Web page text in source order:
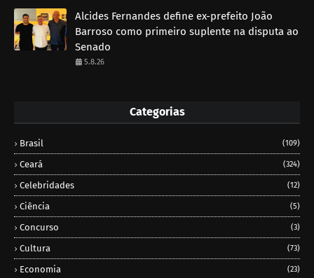
Alcides Fernandes define ex-prefeito João
Barroso como primeiro suplente na disputa ao
Senado
5.8.26
Categorias
Brasil (109)
Ceará (324)
Celebridades (12)
Ciência (5)
Concurso (3)
Cultura (73)
Economia (23)